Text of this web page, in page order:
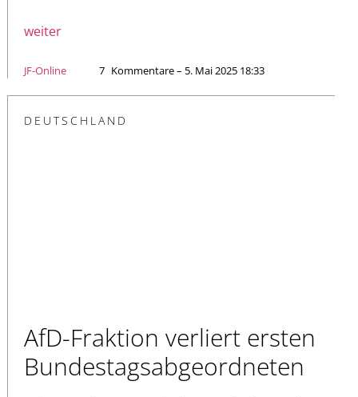
weiter
JF-Online 7 Kommentare – 5. Mai 2025 18:33
DEUTSCHLAND
AfD-Fraktion verliert ersten
Bundestagsabgeordneten